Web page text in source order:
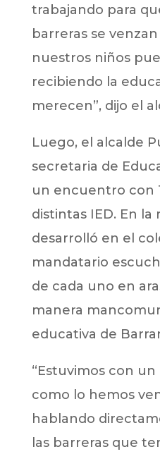
trabajando para
barreras se
nuestros niños
recibiendo la
merecen”, dijo el
Luego, el alcalde
secretaria de
un encuentro con
distintas IED. En la
desarrolló en el
mandatario
de cada uno en
manera
educativa de
“Estuvimos con
como lo hemos
hablando
las barreras que